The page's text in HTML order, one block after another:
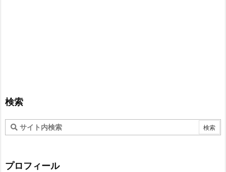
検索
プロフィール